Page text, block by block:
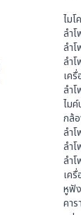
ไมโ
ลํา
ลำ
ลำ
เค
ลำโ
ไมค์
กล้
ลำ
ลำโ
ลำ
เค
หูฟัง
คาร